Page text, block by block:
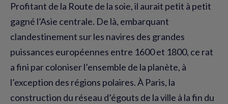
Profitant de la Route de la soie, il aurait petit à petit
gagné l’Asie centrale. De là, embarquant
clandestinement sur les navires des grandes
puissances européennes entre 1600 et 1800, ce rat
a fini par coloniser l’ensemble de la planète, à
l’exception des régions polaires. À Paris, la
construction du réseau d’égouts de la ville à la fin du